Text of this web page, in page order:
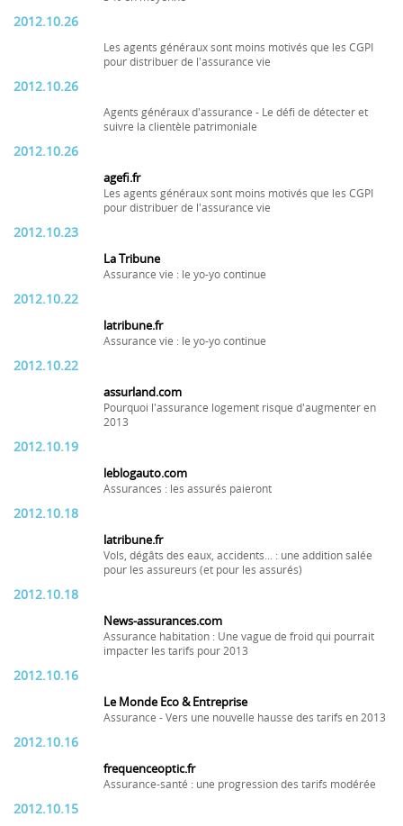
2012.10.26
Les agents généraux sont moins motivés que les CGPI
pour distribuer de l'assurance vie
2012.10.26
Agents généraux d'assurance - Le défi de détecter et
suivre la clientèle patrimoniale
2012.10.26
agefi.fr
Les agents généraux sont moins motivés que les CGPI
pour distribuer de l'assurance vie
2012.10.23
La Tribune
Assurance vie : le yo-yo continue
2012.10.22
latribune.fr
Assurance vie : le yo-yo continue
2012.10.22
assurland.com
Pourquoi l'assurance logement risque d'augmenter en
2013
2012.10.19
leblogauto.com
Assurances : les assurés paieront
2012.10.18
latribune.fr
Vols, dégâts des eaux, accidents... : une addition salée
pour les assureurs (et pour les assurés)
2012.10.18
News-assurances.com
Assurance habitation : Une vague de froid qui pourrait
impacter les tarifs pour 2013
2012.10.16
Le Monde Eco & Entreprise
Assurance - Vers une nouvelle hausse des tarifs en 2013
2012.10.16
frequenceoptic.fr
Assurance-santé : une progression des tarifs modérée
2012.10.15